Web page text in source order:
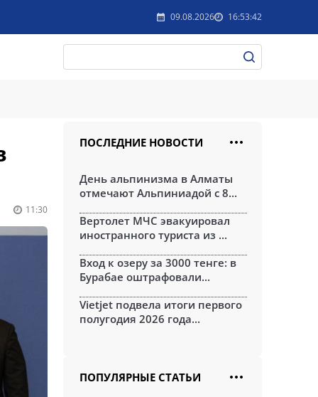
09.08.2026 16:53:42
11:30
ПОСЛЕДНИЕ НОВОСТИ
День альпинизма в Алматы
отмечают Альпиниадой с 8...
Вертолет МЧС эвакуировал
иностранного туриста из ...
Вход к озеру за 3000 тенге: в
Бурабае оштрафовали...
Vietjet подвела итоги первого
полугодия 2026 года...
ПОПУЛЯРНЫЕ СТАТЬИ